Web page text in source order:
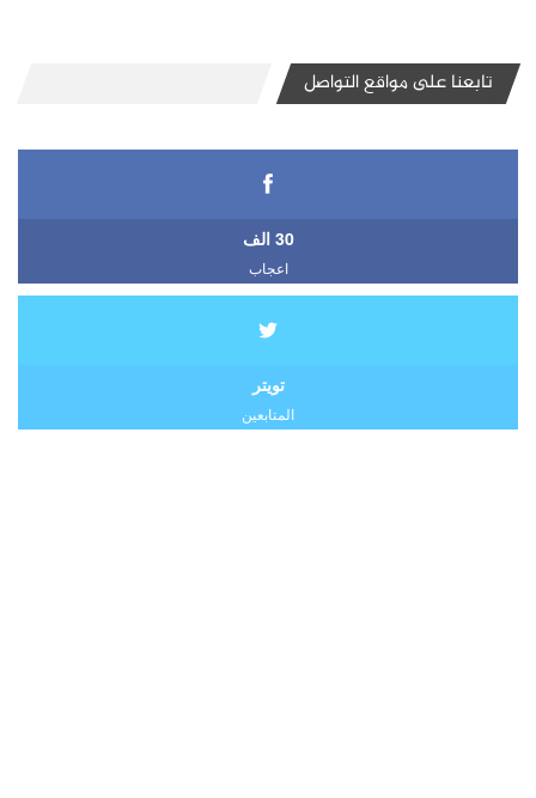
تابعنا على مواقع التواصل
30 الف
اعجاب
تويتر
المتابعين